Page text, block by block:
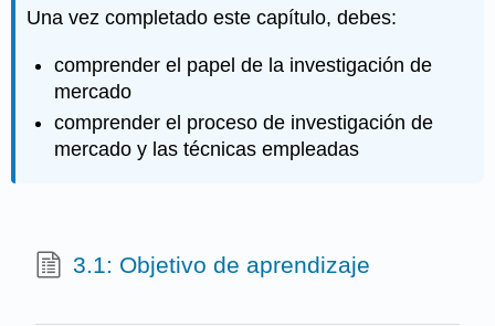
Una vez completado este capítulo, debes:
comprender el papel de la investigación de
mercado
comprender el proceso de investigación de
mercado y las técnicas empleadas
3.1: Objetivo de aprendizaje